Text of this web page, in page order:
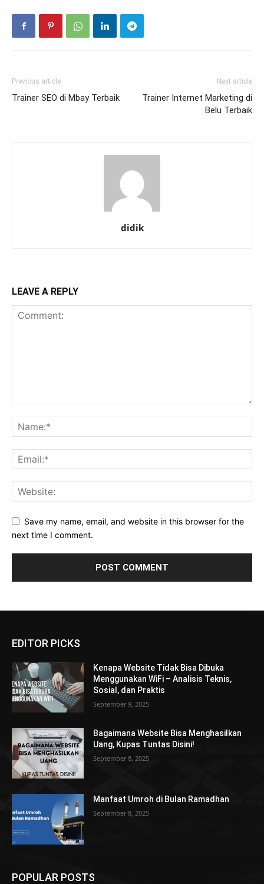
Previous article
Trainer SEO di Mbay Terbaik
Next article
Trainer Internet Marketing di
Belu Terbaik
didik
LEAVE A REPLY
Save my name, email, and website in this browser for the
next time I comment.
EDITOR PICKS
Kenapa Website Tidak Bisa Dibuka
Menggunakan WiFi – Analisis Teknis,
Sosial, dan Praktis
September 9, 2025
Bagaimana Website Bisa Menghasilkan
Uang, Kupas Tuntas Disini!
September 8, 2025
Manfaat Umroh di Bulan Ramadhan
September 8, 2025
POPULAR POSTS